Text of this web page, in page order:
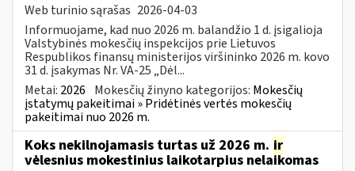
Web turinio sąrašas 2026-04-03
Informuojame, kad nuo 2026 m. balandžio 1 d. įsigalioja
Valstybinės mokesčių inspekcijos prie Lietuvos
Respublikos finansų ministerijos viršininko 2026 m. kovo
31 d. įsakymas Nr. VA-25 „Dėl...
Metai: 2026 Mokesčių žinyno kategorijos: Mokesčių
įstatymų pakeitimai » Pridėtinės vertės mokesčių
pakeitimai nuo 2026 m.
Koks nekilnojamasis turtas už 2026 m. ir
vėlesnius mokestinius laikotarpius nelaikomas